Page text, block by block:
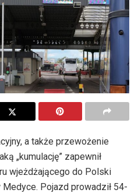
a także przewożenie
„kumulację” zapewnił
wjeżdżającego do Polski
Pojazd prowadził 54-